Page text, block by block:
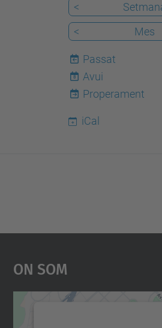
<
<
Mes
Passat
8
Avui
Properament
iCal
On Som